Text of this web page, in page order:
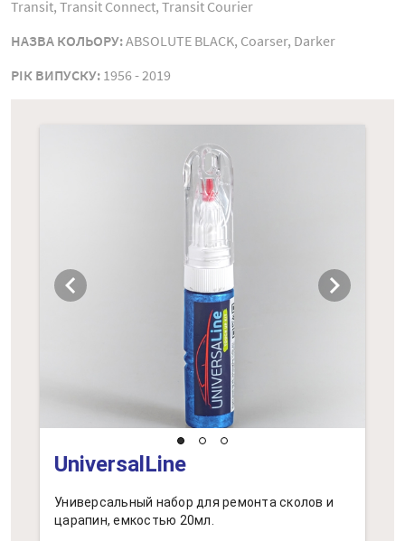
Transit, Transit Connect, Transit Courier
НАЗВА КОЛЬОРУ:ABSOLUTE BLACK, Coarser, Darker
РIК ВИПУСКУ: 1956 - 2019
chevron_left chevron_right
UniversalLine
Универсальный набор для ремонта сколов и
царапин, емкостью 20мл.